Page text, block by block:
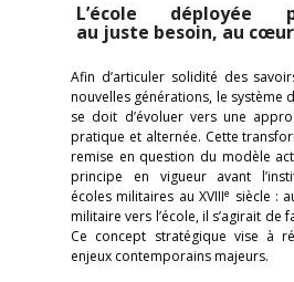
L’école déployée
au juste besoin, au
Afin d’articuler solidité des
nouvelles générations, le système
se doit d’évoluer vers une
pratique et alternée. Cette
remise en question du modèle
principe en vigueur avant
écoles militaires au XVIIIe siècle :
militaire vers l’école, il s’agirait de
Ce concept stratégique vise à
enjeux contemporains majeurs.